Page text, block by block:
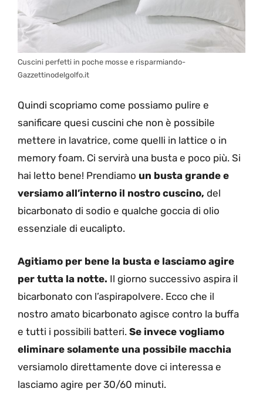
Cuscini perfetti in poche mosse e risparmiando-
Gazzettinodelgolfo.it
Quindi scopriamo come possiamo pulire e
sanificare quesi cuscini che non è possibile
mettere in lavatrice, come quelli in lattice o in
memory foam. Ci servirà una busta e poco più. Si
hai letto bene! Prendiamo un busta grande e
versiamo all’interno il nostro cuscino, del
bicarbonato di sodio e qualche goccia di olio
essenziale di eucalipto.
Agitiamo per bene la busta e lasciamo agire
per tutta la notte. Il giorno successivo aspira il
bicarbonato con l’aspirapolvere. Ecco che il
nostro amato bicarbonato agisce contro la buffa
e tutti i possibili batteri. Se invece vogliamo
eliminare solamente una possibile macchia
versiamolo direttamente dove ci interessa e
lasciamo agire per 30/60 minuti.